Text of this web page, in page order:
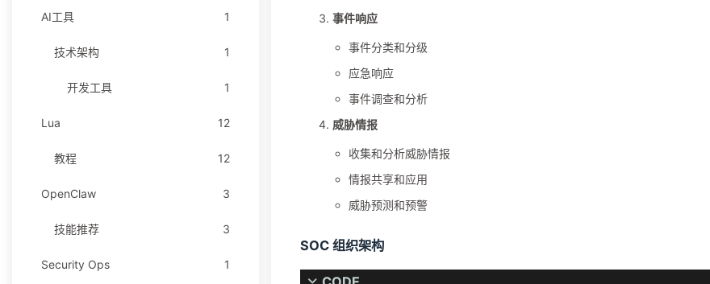
事件响应
事件分类和分级
应急响应
事件调查和分析
威胁情报
收集和分析威胁情报
情报共享和应用
威胁预测和预警
SOC 组织架构
AI工具 1
技术架构 1
开发工具 1
Lua 12
教程 12
OpenClaw 3
技能推荐 3
Security Ops 1